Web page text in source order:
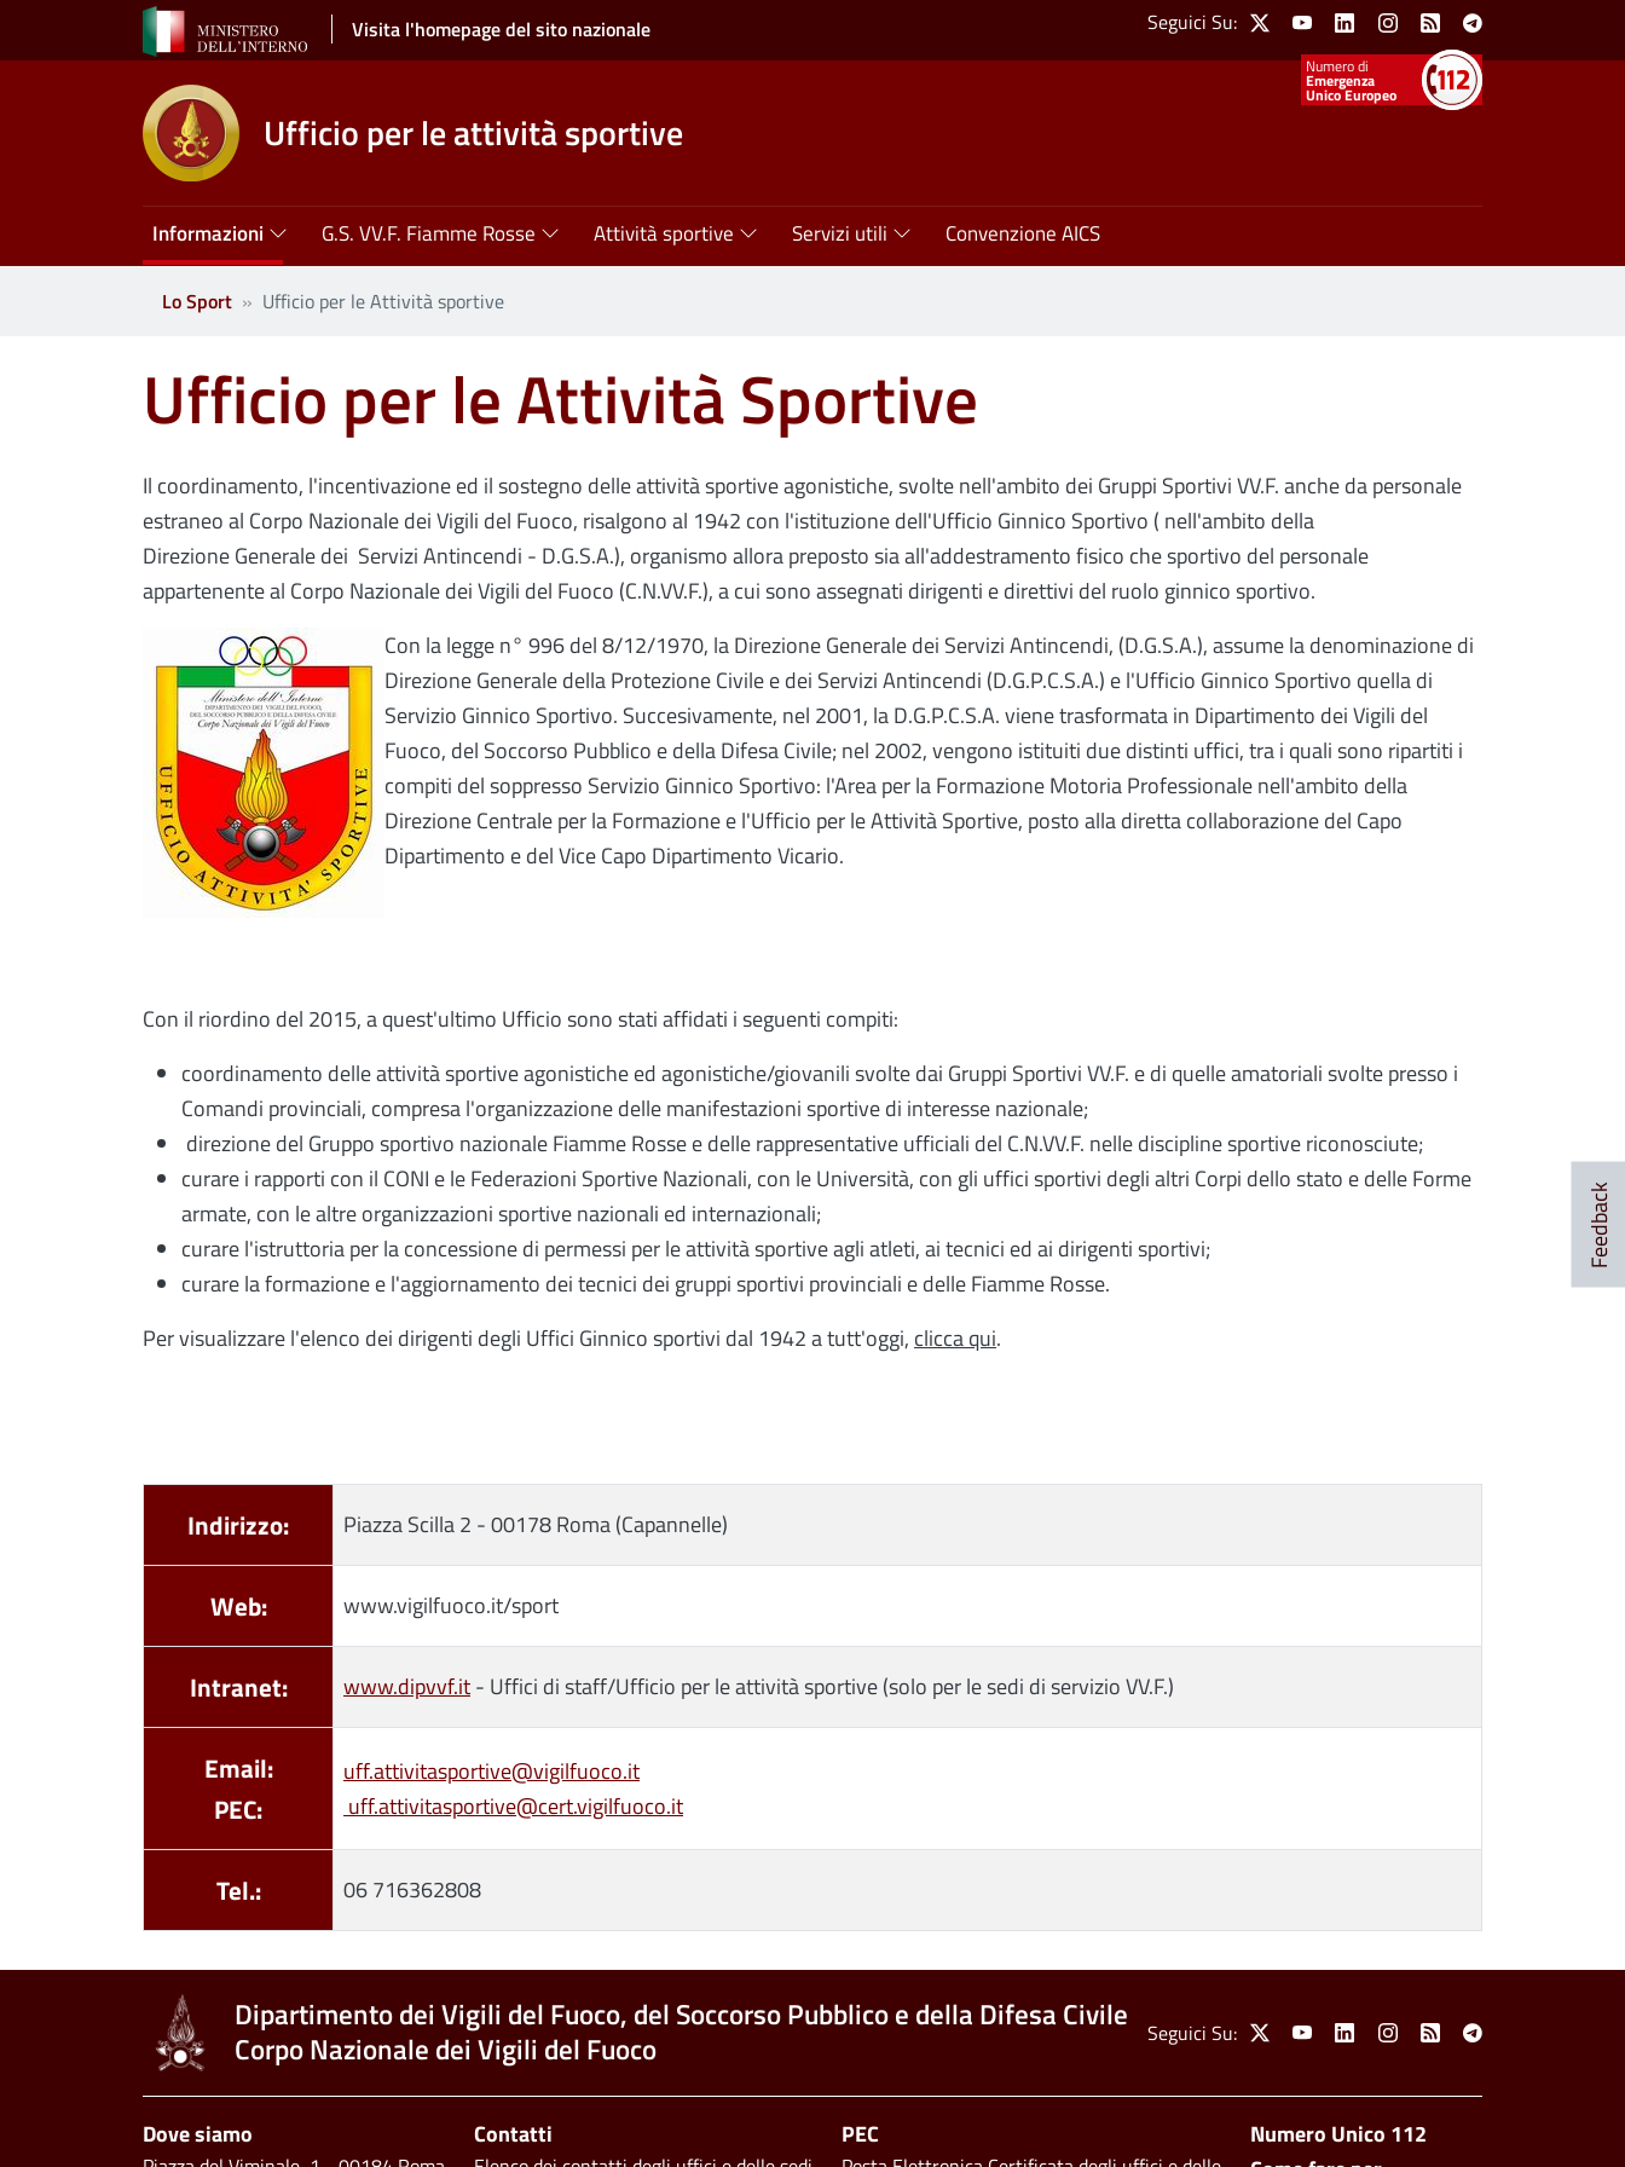
Salta al contenuto principale Visita l'homepage del sito nazionale Social Menu
Seguici Su: X YoutubeLinkedinInstagram
Feed Telegram
Emergenza
Unico Europeo
Ufficio per le attività sportive
Navigazione principale
Informazioni G.S. VV.F. Fiamme Rosse Attività sportive Servizi utili Convenzione AICS
Lo Sport Ufficio per le Attività sportive
Ufficio per le Attività Sportive
Il coordinamento, l'incentivazione ed il sostegno delle attività sportive agonistiche, svolte nell'ambito dei Gruppi Sportivi VV.F. anche da personale
estraneo al Corpo Nazionale dei Vigili del Fuoco, risalgono al 1942 con l'istituzione dell'Ufficio Ginnico Sportivo ( nell'ambito della
Direzione Generale dei Servizi Antincendi - D.G.S.A.), organismo allora preposto sia all'addestramento fisico che sportivo del personale
appartenente al Corpo Nazionale dei Vigili del Fuoco (C.N.VV.F.), a cui sono assegnati dirigenti e direttivi del ruolo ginnico sportivo.
Con la legge n° 996 del 8/12/1970, la Direzione Generale dei Servizi Antincendi, (D.G.S.A.), assume la denominazione di
Direzione Generale della Protezione Civile e dei Servizi Antincendi (D.G.P.C.S.A.) e l'Ufficio Ginnico Sportivo quella di
Servizio Ginnico Sportivo. Succesivamente, nel 2001, la D.G.P.C.S.A. viene trasformata in Dipartimento dei Vigili del
Fuoco, del Soccorso Pubblico e della Difesa Civile; nel 2002, vengono istituiti due distinti uffici, tra i quali sono ripartiti i
compiti del soppresso Servizio Ginnico Sportivo: l'Area per la Formazione Motoria Professionale nell'ambito della
Direzione Centrale per la Formazione e l'Ufficio per le Attività Sportive, posto alla diretta collaborazione del Capo
Dipartimento e del Vice Capo Dipartimento Vicario.
Con il riordino del 2015, a quest'ultimo Ufficio sono stati affidati i seguenti compiti:
coordinamento delle attività sportive agonistiche ed agonistiche/giovanili svolte dai Gruppi Sportivi VV.F. e di quelle amatoriali svolte presso i
Comandi provinciali, compresa l'organizzazione delle manifestazioni sportive di interesse nazionale;
direzione del Gruppo sportivo nazionale Fiamme Rosse e delle rappresentative ufficiali del C.N.VV.F. nelle discipline sportive riconosciute;
curare i rapporti con il CONI e le Federazioni Sportive Nazionali, con le Università, con gli uffici sportivi degli altri Corpi dello stato e delle Forme
armate, con le altre organizzazioni sportive nazionali ed internazionali;
curare l'istruttoria per la concessione di permessi per le attività sportive agli atleti, ai tecnici ed ai dirigenti sportivi;
curare la formazione e l'aggiornamento dei tecnici dei gruppi sportivi provinciali e delle Fiamme Rosse.
Per visualizzare l'elenco dei dirigenti degli Uffici Ginnico sportivi dal 1942 a tutt'oggi, clicca qui.
Indirizzo: Piazza Scilla 2 - 00178 Roma (Capannelle)
Web: www.vigilfuoco.it/sport
Intranet: www.dipvvf.it- Uffici di staff/Ufficio per le attività sportive (solo per le sedi di servizio VV.F.)
Email:
PEC:
uff.attivitasportive@vigilfuoco.it
uff.attivitasportive@cert.vigilfuoco.it
Tel.: 06 716362808
Feedback
Dipartimento dei Vigili del Fuoco, del Soccorso Pubblico e della Difesa Civile
Corpo Nazionale dei Vigili del Fuoco
Social Menu
Seguici Su: X YoutubeLinkedinInstagram
Feed Telegram
Footer side
Numero Unico 112
Piè di pagina
Dove siamo Contatti PEC